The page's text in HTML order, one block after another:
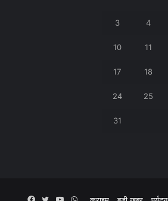
3 4
10 11
17 18
24 25
31